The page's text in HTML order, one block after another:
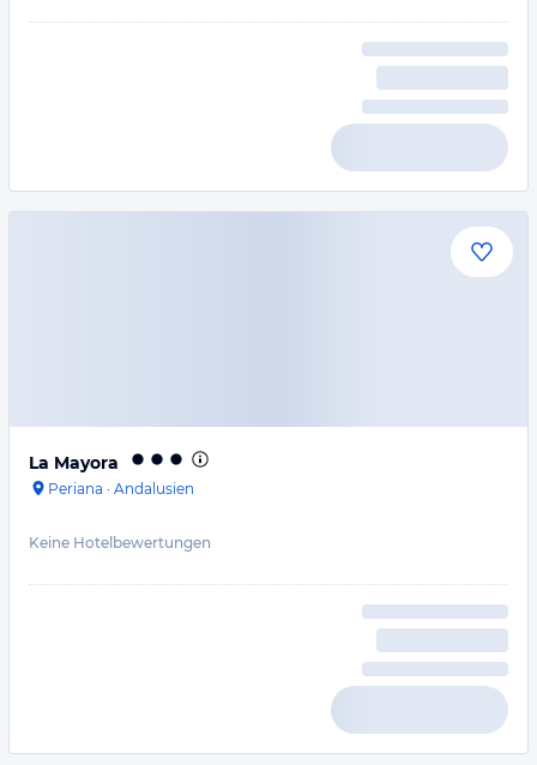
La Mayora
Periana · Andalusien
Keine Hotelbewertungen